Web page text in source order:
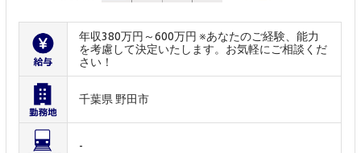
年収380万円～600万円 ※あなたのご経験、能力
を考慮して決定いたします。お気軽にご相談くだ
さい！
千葉県 野田市
-